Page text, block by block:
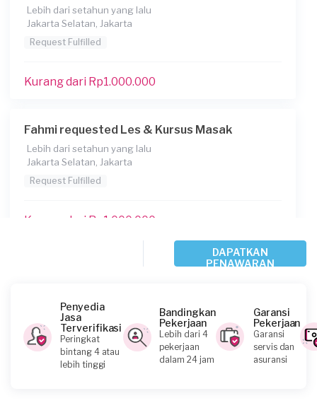
Lebih dari setahun yang lalu
Jakarta Selatan, Jakarta
Request Fulfilled
Kurang dari Rp1.000.000
Fahmi requested Les & Kursus Masak
Lebih dari setahun yang lalu
Jakarta Selatan, Jakarta
Request Fulfilled
Kurang dari Rp1.000.000
Wilardo requested Les & Kursus Masak
Jakarta Pusat, Jakarta
Request Fulfilled
Rp2.500.001 - Rp5.000.000
DAPATKAN
PENAWARAN
Penyedia
Jasa
Terverifikasi
Peringkat
bintang 4 atau
lebih tinggi
Bandingkan
Pekerjaan
Lebih dari 4
pekerjaan
dalam 24 jam
Garansi
Pekerjaan
Garansi
servis dan
asuransi